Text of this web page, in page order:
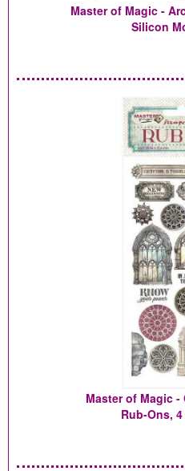
Master of Magic -
Silicon
Master of Magic
Rub-Ons,